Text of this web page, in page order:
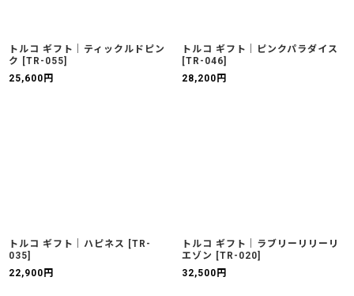
トルコ ギフト｜ティックルドピン
ク
[TR-055]
25,600 円
トルコ ギフト｜ピンクパラダイス
[TR-046]
28,200 円
トルコ ギフト｜ハピネス [TR-
035]
22,900 円
トルコ ギフト｜ラブリーリリーリ
エゾン
[TR-020]
32,500 円